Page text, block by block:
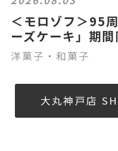
＜モロゾフ＞95
ーズケーキ」期
洋菓子・和菓子
大丸神戸店